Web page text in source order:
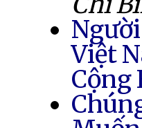
Việt
Cộng